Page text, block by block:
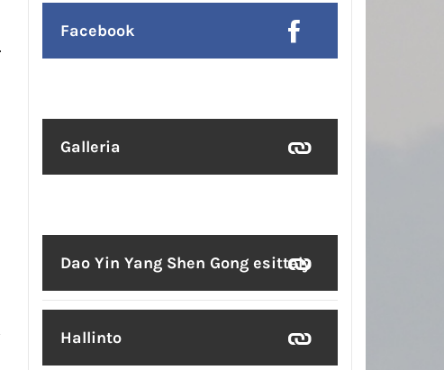
Facebook
Galleria
Dao Yin Yang Shen Gong esittely
Hallinto